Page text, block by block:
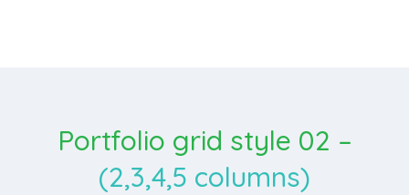
Portfolio grid style 02 –
(2,3,4,5 columns)